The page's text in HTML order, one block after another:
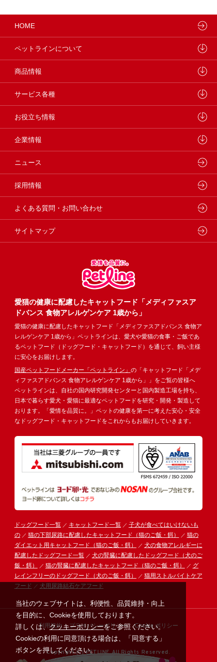
当社のウェブサイトは、利便性、品質維持・向上
を目的に、Cookieを使用しております。
詳しくは、クッキーポリシーをご参照ください。
Cookieの利用に同意頂ける場合は、「同意する」
ボタンを押してください。
愛猫の健康に配慮したキャットフード「メディファスア
ドバンス 食物アレルゲンケア 1歳から」
愛猫の健康に配慮したキャットフード「メディファスアドバンス 食物ア
レルゲンケア 1歳から」ペットラインは、愛犬や愛猫の食事・ご飯であ
るペットフード（ドッグフード・キャットフード）を通じて、飼い主様
に安心をお届けします。
国産ペットフードメーカー「ペットライン」 の「キャットフード「メデ
ィファスアドバンス 食物アレルゲンケア 1歳から」」をご覧の皆様へ
ペットラインは、自社の国内研究開発センターと国内製造工場を持ち、
日本で暮らす愛犬・愛猫に最適なペットフードを研究・開発・製造して
おります。「愛情を品質に。」ペットの健康を第一に考えた安心・安全
なドッグフード・キャットフードをこれからもお届けしていきます。
ドッグフード一覧 キャットフード一覧
子犬が食べてはいけないも
の
猫の下部尿路に配慮したキャットフード（猫のご飯・餌）
猫の
ダイエット用キャットフード（猫のご飯・餌）
犬の食物アレルギーに
配慮したドッグフード一覧
犬の腎臓に配慮したドッグフード（犬のご
飯・餌）
猫の腎臓に配慮したキャットフード（猫のご飯・餌）
グ
レインフリーのドッグフード（犬のご飯・餌）
猫用ストルバイトケア
フード
犬用尿路結石ケアフード
HOME
ペットラインについて
ペットラインが大切にしていること
研究開発センターについて
学会・論文発表
製品・品質管理
商品情報
ドッグフード
キャットフード
小動物
動物病院専用フード
フードコンシェル
サービス各種
ウェルネスナビ
しあわせマルシェ
どうぶつ病院宅配便
お役立ち情報
ペットライン 犬ノート
ペットライン 猫ノート
狂犬病予防
企業情報
会社概要・事業所
代表メッセージ
企業理念・ビジョン
ニュース
採用情報
よくある質問・お問い合わせ
サイトマップ
利用規約 プライバシーポリシー Cookie ポリシー
Copyright (C) PETLINE All Rights Reserved.